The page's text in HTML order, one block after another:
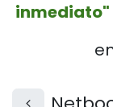
inmediato"